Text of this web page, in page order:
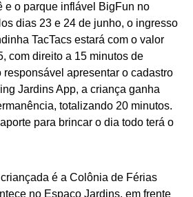
e o parque inflável BigFun no
dias 23 e 24 de junho, o ingresso
TacTacs estará com o valor
com direito a 15 minutos de
apresentar o cadastro
Jardins App, a criança ganha
totalizando 20 minutos.
para brincar o dia todo terá o
é a Colônia de Férias
no Espaço Jardins, em frente